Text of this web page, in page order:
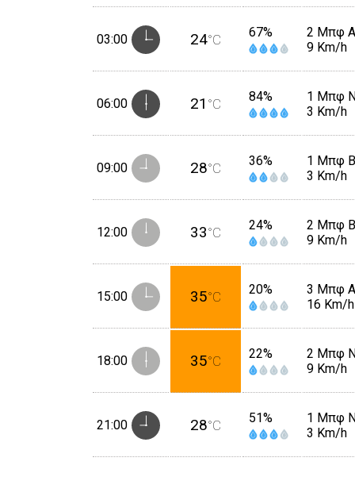
03:00 24°C 67%
2 Μπφ Α
9 Km/h
06:00 21 °C 84%
1 Μπφ
3 Km/h
09:00 28°C 36%
1 Μπφ
3 Km/h
12:00 33°C 24%
2 Μπφ
9 Km/h
15:00 35°C 20%
3 Μπφ Α
16 Km/h
18:00 35°C 22%
2 Μπφ
9 Km/h
21:00 28°C 51%
1 Μπφ
3 Km/h